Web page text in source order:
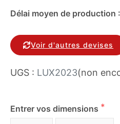
Délai moyen de production
Voir d'autres devises
UGS : LUX2023(non
Entrer vos dimensions